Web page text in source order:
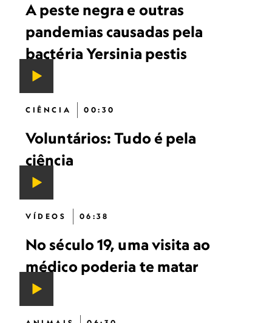
A peste negra e outras
pandemias causadas pela
bactéria Yersinia pestis
CIÊNCIA 00:30
Voluntários: Tudo é pela
ciência
VÍDEOS 06:38
No século 19, uma visita ao
médico poderia te matar